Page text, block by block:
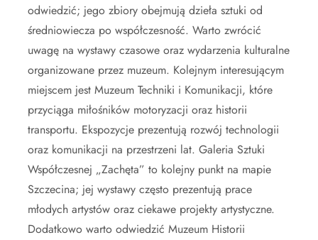
odwiedzić; jego zbiory obejmują dzieła sztuki od
średniowiecza po współczesność. Warto zwrócić
uwagę na wystawy czasowe oraz wydarzenia kulturalne
organizowane przez muzeum. Kolejnym interesującym
miejscem jest Muzeum Techniki i Komunikacji, które
przyciąga miłośników motoryzacji oraz historii
transportu. Ekspozycje prezentują rozwój technologii
oraz komunikacji na przestrzeni lat. Galeria Sztuki
Współczesnej „Zachęta” to kolejny punkt na mapie
Szczecina; jej wystawy często prezentują prace
młodych artystów oraz ciekawe projekty artystyczne.
Dodatkowo warto odwiedzić Muzeum Historii